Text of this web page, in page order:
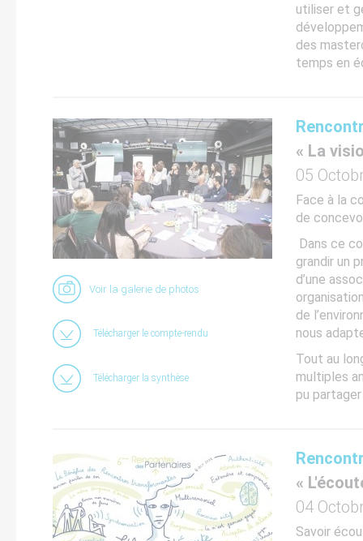
utiliser et
des
temps en
Voir la galerie de photos
Télécharger le compte-rendu
Télécharger la synthèse
« La
05
Face à la
de
Dans ce
grandir un
d’une
de
nous
Tout au
multiples
pu
«
04
Savoir